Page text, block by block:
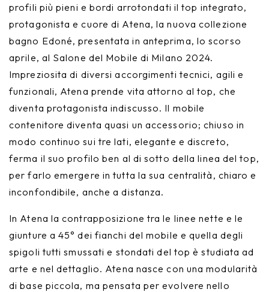
profili più pieni e bordi arrotondati il top integrato,
protagonista e cuore di Atena, la nuova collezione
bagno Edoné, presentata in anteprima, lo scorso
aprile, al Salone del Mobile di Milano 2024.
Impreziosita di diversi accorgimenti tecnici, agili e
funzionali, Atena prende vita attorno al top, che
diventa protagonista indiscusso. Il mobile
contenitore diventa quasi un accessorio; chiuso in
modo continuo sui tre lati, elegante e discreto,
ferma il suo profilo ben al di sotto della linea del top,
per farlo emergere in tutta la sua centralità, chiaro e
inconfondibile, anche a distanza.
In Atena la contrapposizione tra le linee nette e le
giunture a 45° dei fianchi del mobile e quella degli
spigoli tutti smussati e stondati del top è studiata ad
arte e nel dettaglio. Atena nasce con una modularità
di base piccola, ma pensata per evolvere nello